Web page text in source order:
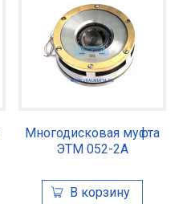
Многодисковая муфта
ЭТМ 052-2А